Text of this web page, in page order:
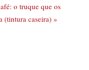
é executado pelas
Política e
do governo
o truque que os
(tintura caseira) »